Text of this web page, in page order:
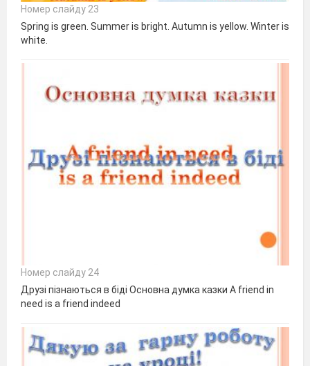
Номер слайду 23
Spring is green. Summer is bright. Autumn is yellow. Winter is
white.
Номер слайду 24
Друзі пізнаються в біді Основна думка казки A friend in
need is a friend indeed